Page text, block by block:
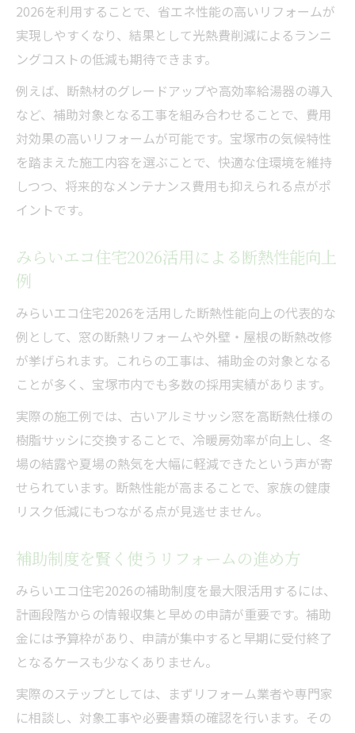
みらいエコ住宅2026と省エネ設備の活用法
光熱費を抑えるための実践的なリフォーム
術
補助制度と省エネ工事のベストな組み合わ
せ
みらいエコ住宅2026徹底活用で賢くリフォーム
みらいエコ住宅2026で賢く進めるリフォー
ム術
補助金制度を最大限活用するステップ解説
将来を見据えた費用対効果の高い改修戦略
ト
2026を利用することで、省エネ性能の高いリフォームが
実現しやすくなり、結果として光熱費削減によるランニ
ングコストの低減も期待できます。
例えば、断熱材のグレードアップや高効率給湯器の導入
など、補助対象となる工事を組み合わせることで、費用
対効果の高いリフォームが可能です。宝塚市の気候特性
を踏まえた施工内容を選ぶことで、快適な住環境を維持
しつつ、将来的なメンテナンス費用も抑えられる点がポ
イントです。
みらいエコ住宅2026活用による断熱性能向上
例
みらいエコ住宅2026を活用した断熱性能向上の代表的な
例として、窓の断熱リフォームや外壁・屋根の断熱改修
が挙げられます。これらの工事は、補助金の対象となる
ことが多く、宝塚市内でも多数の採用実績があります。
実際の施工例では、古いアルミサッシ窓を高断熱仕様の
樹脂サッシに交換することで、冷暖房効率が向上し、冬
場の結露や夏場の熱気を大幅に軽減できたという声が寄
せられています。断熱性能が高まることで、家族の健康
リスク低減にもつながる点が見逃せません。
補助制度を賢く使うリフォームの進め方
みらいエコ住宅2026の補助制度を最大限活用するには、
計画段階からの情報収集と早めの申請が重要です。補助
金には予算枠があり、申請が集中すると早期に受付終了
となるケースも少なくありません。
実際のステップとしては、まずリフォーム業者や専門家
に相談し、対象工事や必要書類の確認を行います。その